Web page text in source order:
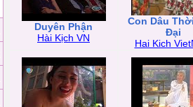
Duyên Phận
Hài Kịch VN
Con Dâu
Đại
Hai Kich